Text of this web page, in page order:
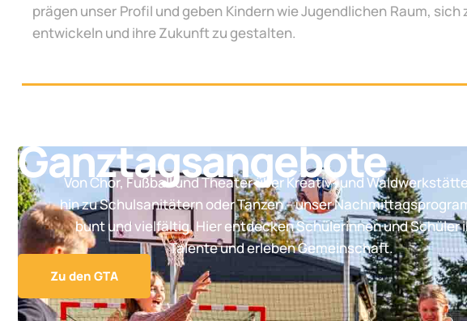
prägen unser Profil und geben Kindern wie Jugendlichen Raum, sich
entwickeln und ihre Zukunft zu gestalten.
Ganztagsangebote
Von Chor, Fußball und Theater über Kreativ- und
hin zu Schulsanitätern oder Tanzen – unser
bunt und vielfältig. Hier entdecken Schülerinnen und Schüler
Talente und erleben Gemeinschaft.
Zu den GTA